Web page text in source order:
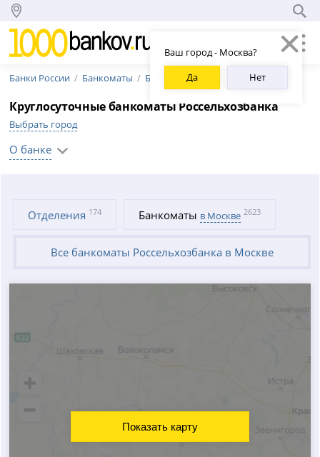
Ваш город - Москва?
Да
Нет
Банки России Банкоматы Банкоматы Россельхозбанка
Круглосуточные банкоматы Россельхозбанка
Выбрать город
О банке
Отделения 174 Банкоматы в Москве 2623
Все банкоматы Россельхозбанка в Москве
Показать карту